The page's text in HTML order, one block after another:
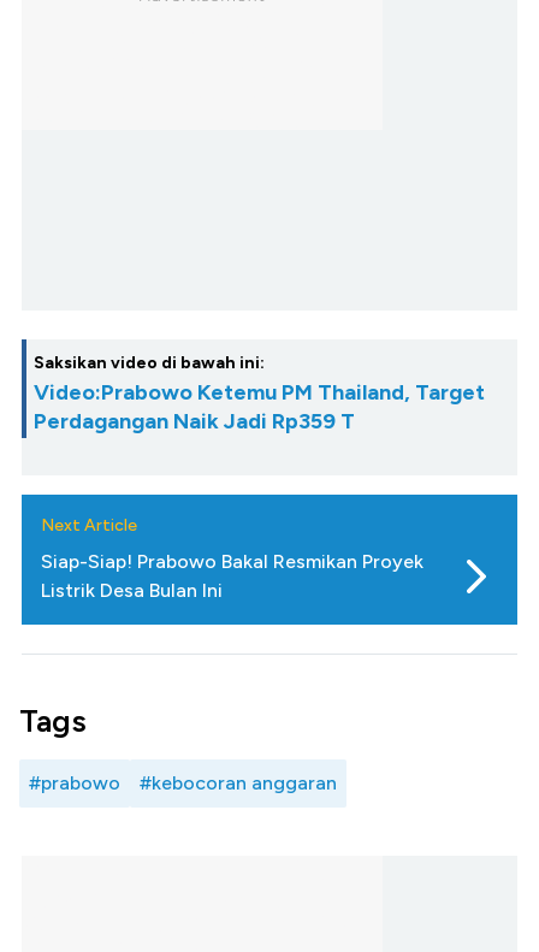
Saksikan video di bawah ini:
Video:Prabowo Ketemu PM Thailand, Target
Perdagangan Naik Jadi Rp359 T
Next Article
Siap-Siap! Prabowo Bakal Resmikan Proyek
Listrik Desa Bulan Ini
Tags
#prabowo #kebocoran anggaran